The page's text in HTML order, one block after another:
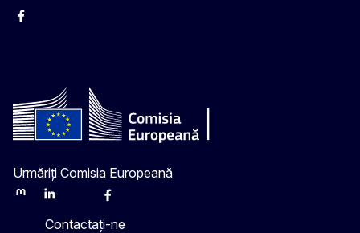
Facebook
Urmăriți Comisia Europeană
MastodonLinkedInBlueskyFacebook
Contactați-ne